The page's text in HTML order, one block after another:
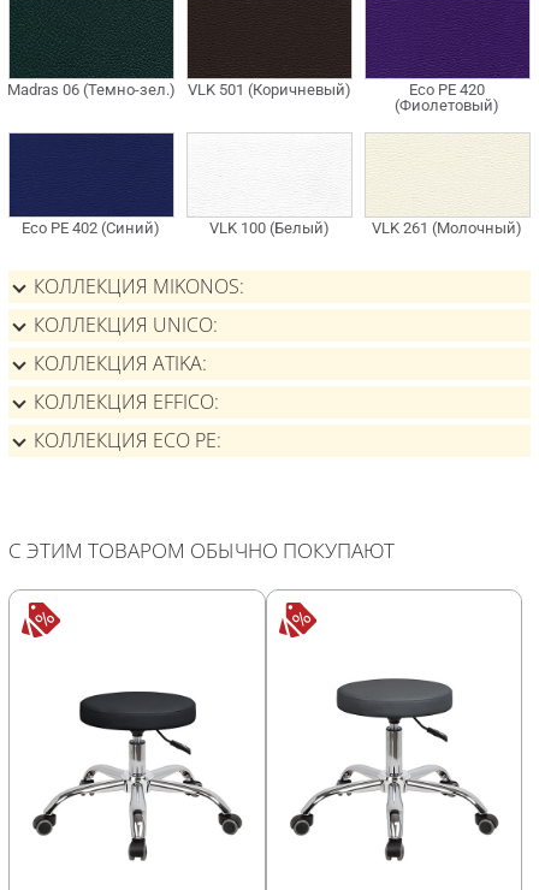
КОЛЛЕКЦИЯ MIKONOS
КОЛЛЕКЦИЯ UNICO
КОЛЛЕКЦИЯ ATIKA
КОЛЛЕКЦИЯ EFFICO
КОЛЛЕКЦИЯ ECO PE
С ЭТИМ ТОВАРОМ ОБЫЧНО ПОКУПАЮТ